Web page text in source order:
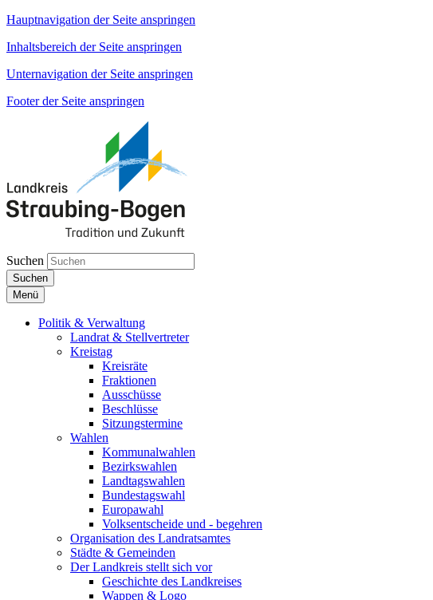
Hauptnavigation der Seite anspringen
Inhaltsbereich der Seite anspringen
Unternavigation der Seite anspringen
Footer der Seite anspringen
Suchen
Suchen
Menü
Politik & Verwaltung
Landrat & Stellvertreter
Kreistag
Kreisräte
Fraktionen
Ausschüsse
Beschlüsse
Sitzungstermine
Wahlen
Kommunalwahlen
Bezirkswahlen
Landtagswahlen
Bundestagswahl
Europawahl
Volksentscheide und - begehren
Organisation des Landratsamtes
Städte & Gemeinden
Der Landkreis stellt sich vor
Geschichte des Landkreises
Wappen & Logo